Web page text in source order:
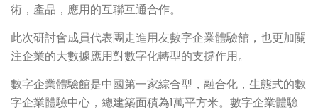
術，產品，應用的互聯互通合作。
此次研討會成員代表團走進用友數字企業體驗館，也更加關
注企業的大數據應用對數字化轉型的支撐作用。
數字企業體驗館是中國第一家綜合型，融合化，生態式的數
字企業體驗中心，總建築面積為1萬平方米。數字企業體驗